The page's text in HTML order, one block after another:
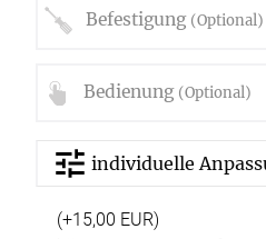
Befestigung (Optional)
Bedienung (Optional)
individuelle
(+15,00 EUR)